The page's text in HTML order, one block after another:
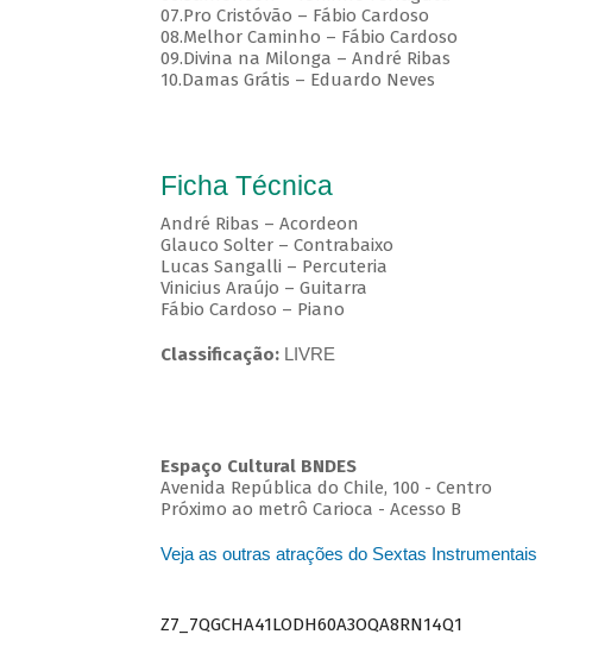
07.Pro Cristóvão – Fábio Cardoso
08.Melhor Caminho – Fábio Cardoso
09.Divina na Milonga – André Ribas
10.Damas Grátis – Eduardo Neves
Ficha Técnica
André Ribas – Acordeon
Glauco Solter – Contrabaixo
Lucas Sangalli – Percuteria
Vinicius Araújo – Guitarra
Fábio Cardoso – Piano
Classificação: LIVRE
Espaço Cultural BNDES
Avenida República do Chile, 100 - Centro
Próximo ao metrô Carioca - Acesso B
Veja as outras atrações do Sextas Instrumentais
Z7_7QGCHA41LODH60A3OQA8RN14Q1